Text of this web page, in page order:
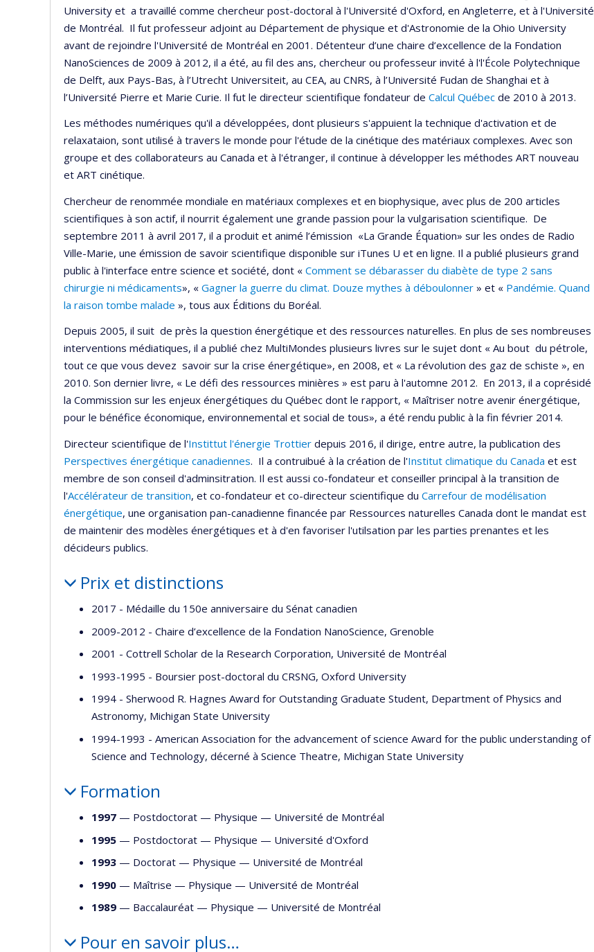
University et a travaillé comme chercheur post-doctoral à l'Université d'Oxford, en Angleterre, et à l'Université
de Montréal. Il fut professeur adjoint au Département de physique et d'Astronomie de la Ohio University
avant de rejoindre l'Université de Montréal en 2001. Détenteur d’une chaire d’excellence de la Fondation
NanoSciences de 2009 à 2012, il a été, au fil des ans, chercheur ou professeur invité à l'l'École Polytechnique
de Delft, aux Pays-Bas, à l’Utrecht Universiteit, au CEA, au CNRS, à l’Université Fudan de Shanghai et à
l’Université Pierre et Marie Curie. Il fut le directeur scientifique fondateur de Calcul Québec de 2010 à 2013.
Les méthodes numériques qu'il a développées, dont plusieurs s'appuient la technique d'activation et de
relaxataion, sont utilisé à travers le monde pour l'étude de la cinétique des matériaux complexes. Avec son
groupe et des collaborateurs au Canada et à l'étranger, il continue à développer les méthodes ART nouveau
et ART cinétique.
Chercheur de renommée mondiale en matériaux complexes et en biophysique, avec plus de 200 articles
scientifiques à son actif, il nourrit également une grande passion pour la vulgarisation scientifique. De
septembre 2011 à avril 2017, il a produit et animé l’émission «La Grande Équation» sur les ondes de Radio
Ville-Marie, une émission de savoir scientifique disponible sur iTunes U et en ligne. Il a publié plusieurs grand
public à l'interface entre science et société, dont « Comment se débarasser du diabète de type 2 sans
chirurgie ni médicaments», « Gagner la guerre du climat. Douze mythes à déboulonner » et « Pandémie. Quand
la raison tombe malade », tous aux Éditions du Boréal.
Depuis 2005, il suit de près la question énergétique et des ressources naturelles. En plus de ses nombreuses
interventions médiatiques, il a publié chez MultiMondes plusieurs livres sur le sujet dont « Au bout du pétrole,
tout ce que vous devez savoir sur la crise énergétique», en 2008, et « La révolution des gaz de schiste », en
2010. Son dernier livre, « Le défi des ressources minières » est paru à l'automne 2012. En 2013, il a coprésidé
la Commission sur les enjeux énergétiques du Québec dont le rapport, « Maîtriser notre avenir énergétique,
pour le bénéfice économique, environnemental et social de tous», a été rendu public à la fin février 2014.
Directeur scientifique de l'Instittut l'énergie Trottier depuis 2016, il dirige, entre autre, la publication des
Perspectives énergétique canadiennes. Il a contruibué à la création de l'Institut climatique du Canada et est
membre de son conseil d'adminsitration. Il est aussi co-fondateur et conseiller principal à la transition de
l'Accélérateur de transition, et co-fondateur et co-directeur scientifique du Carrefour de modélisation
énergétique, une organisation pan-canadienne financée par Ressources naturelles Canada dont le mandat est
de maintenir des modèles énergétiques et à d'en favoriser l'utilsation par les parties prenantes et les
décideurs publics.
Prix et distinctions
2017 - Médaille du 150e anniversaire du Sénat canadien
2009-2012 - Chaire d’excellence de la Fondation NanoScience, Grenoble
2001 - Cottrell Scholar de la Research Corporation, Université de Montréal
1993-1995 - Boursier post-doctoral du CRSNG, Oxford University
1994 - Sherwood R. Hagnes Award for Outstanding Graduate Student, Department of Physics and
Astronomy, Michigan State University
1994-1993 - American Association for the advancement of science Award for the public understanding of
Science and Technology, décerné à Science Theatre, Michigan State University
Formation
1997 — Postdoctorat — Physique — Université de Montréal
1995 — Postdoctorat — Physique — Université d'Oxford
1993 — Doctorat — Physique — Université de Montréal
1990 — Maîtrise — Physique — Université de Montréal
1989 — Baccalauréat — Physique — Université de Montréal
Pour en savoir plus…